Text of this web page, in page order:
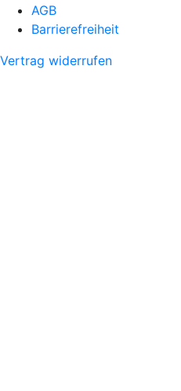
AGB
Barrierefreiheit
Vertrag widerrufen